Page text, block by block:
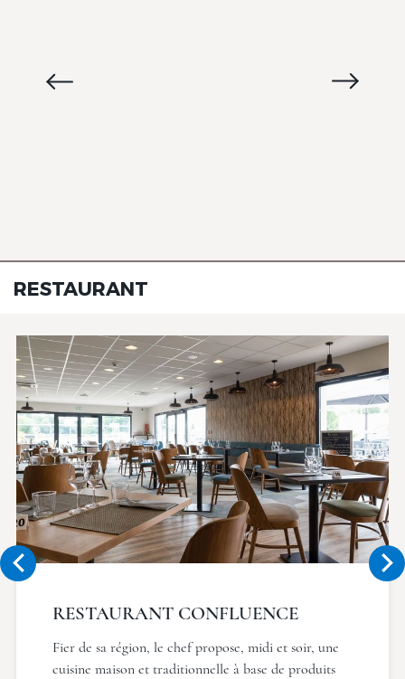
RESTAURANT
RESTAURANT CONFLUENCE
Fier de sa région, le chef propose, midi et soir, une
cuisine maison et traditionnelle à base de produits